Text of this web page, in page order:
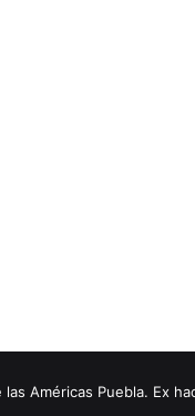
Américas Puebla. Ex